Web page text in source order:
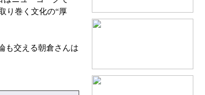
り巻く文化の“厚
も交える朝倉さんは